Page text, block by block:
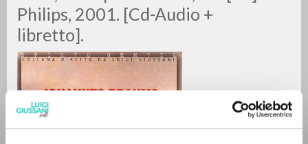
Philips, 2001. [Cd-Audio +
libretto].
0DOCUMENTI TROVATI